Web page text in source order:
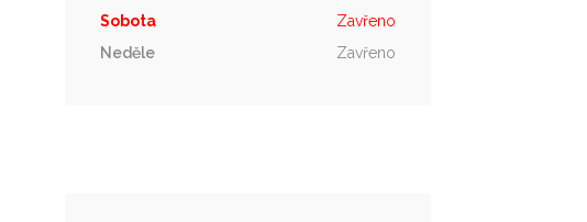
Sobota
Zavřeno
Neděle
Zavřeno